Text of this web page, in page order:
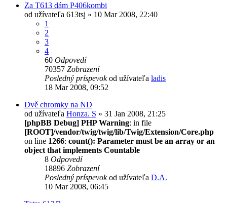
Za T613 dám P406kombi
od užívateľa 613tsj » 10 Mar 2008, 22:40
1
2
3
4
60 Odpovedí
70357 Zobrazení
Posledný príspevokod užívateľa ladis
18 Mar 2008, 09:52
Dvě chromky na ND
od užívateľa Honza. S » 31 Jan 2008, 21:25
[phpBB Debug] PHP Warning: in file
[ROOT]/vendor/twig/twig/lib/Twig/Extension/Core.php
on line 1266: count(): Parameter must be an array or an
object that implements Countable
8 Odpovedí
18896 Zobrazení
Posledný príspevokod užívateľa D.A.
10 Mar 2008, 06:45